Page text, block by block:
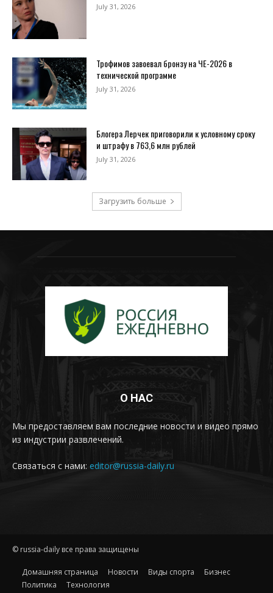
July 31, 2026
Трофимов завоевал бронзу на ЧЕ-2026 в
технической программе
July 31, 2026
Блогера Лерчек приговорили к условному сроку
и штрафу в 763,6 млн рублей
July 31, 2026
Загрузить больше
О НАС
Мы предоставляем вам последние новости и видео прямо
из индустрии развлечений.
Связаться с нами: editor@russia-daily.ru
© russia-daily все права защищены
Домашняя страница Новости Виды спорта
Бизнес
Политика
Технология